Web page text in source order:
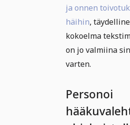
ja onnen
häihin,
kokoelma
on jo valmiina
varten.
Personoi